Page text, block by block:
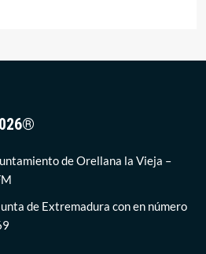
de Orellana la Vieja –
de Extremadura con en número